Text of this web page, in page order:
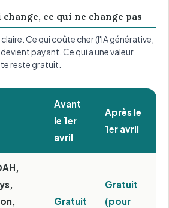
ce qui ne change pas
Ce qui coûte cher (l'IA générative,
payant. Ce qui a une valeur
reste gratuit.
Avant
le 1er
avril
Après le
1er avril
Gratuit
Gratuit
(pour